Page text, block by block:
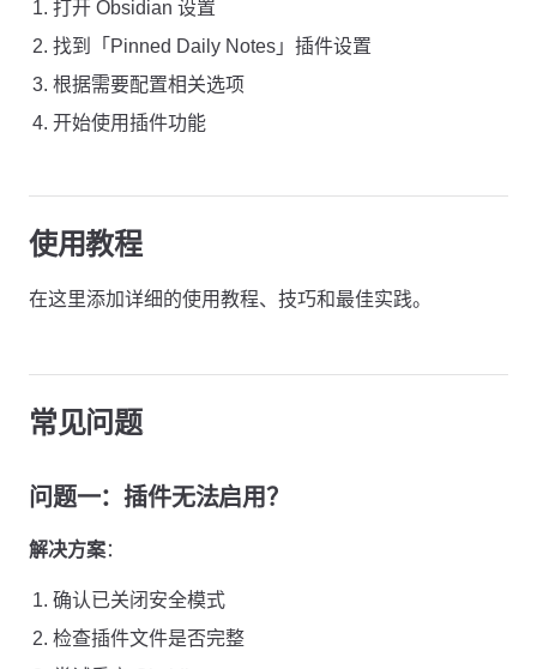
打开 Obsidian 设置
找到「Pinned Daily Notes」插件设置
根据需要配置相关选项
开始使用插件功能
使用教程
在这里添加详细的使用教程、技巧和最佳实践。
常见问题
问题一：插件无法启用？
解决方案：
确认已关闭安全模式
检查插件文件是否完整